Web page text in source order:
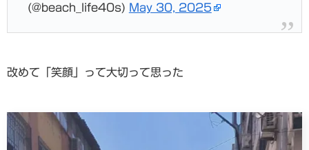
(@beach_life40s) May 30, 2025
改めて「笑顔」って大切って思った